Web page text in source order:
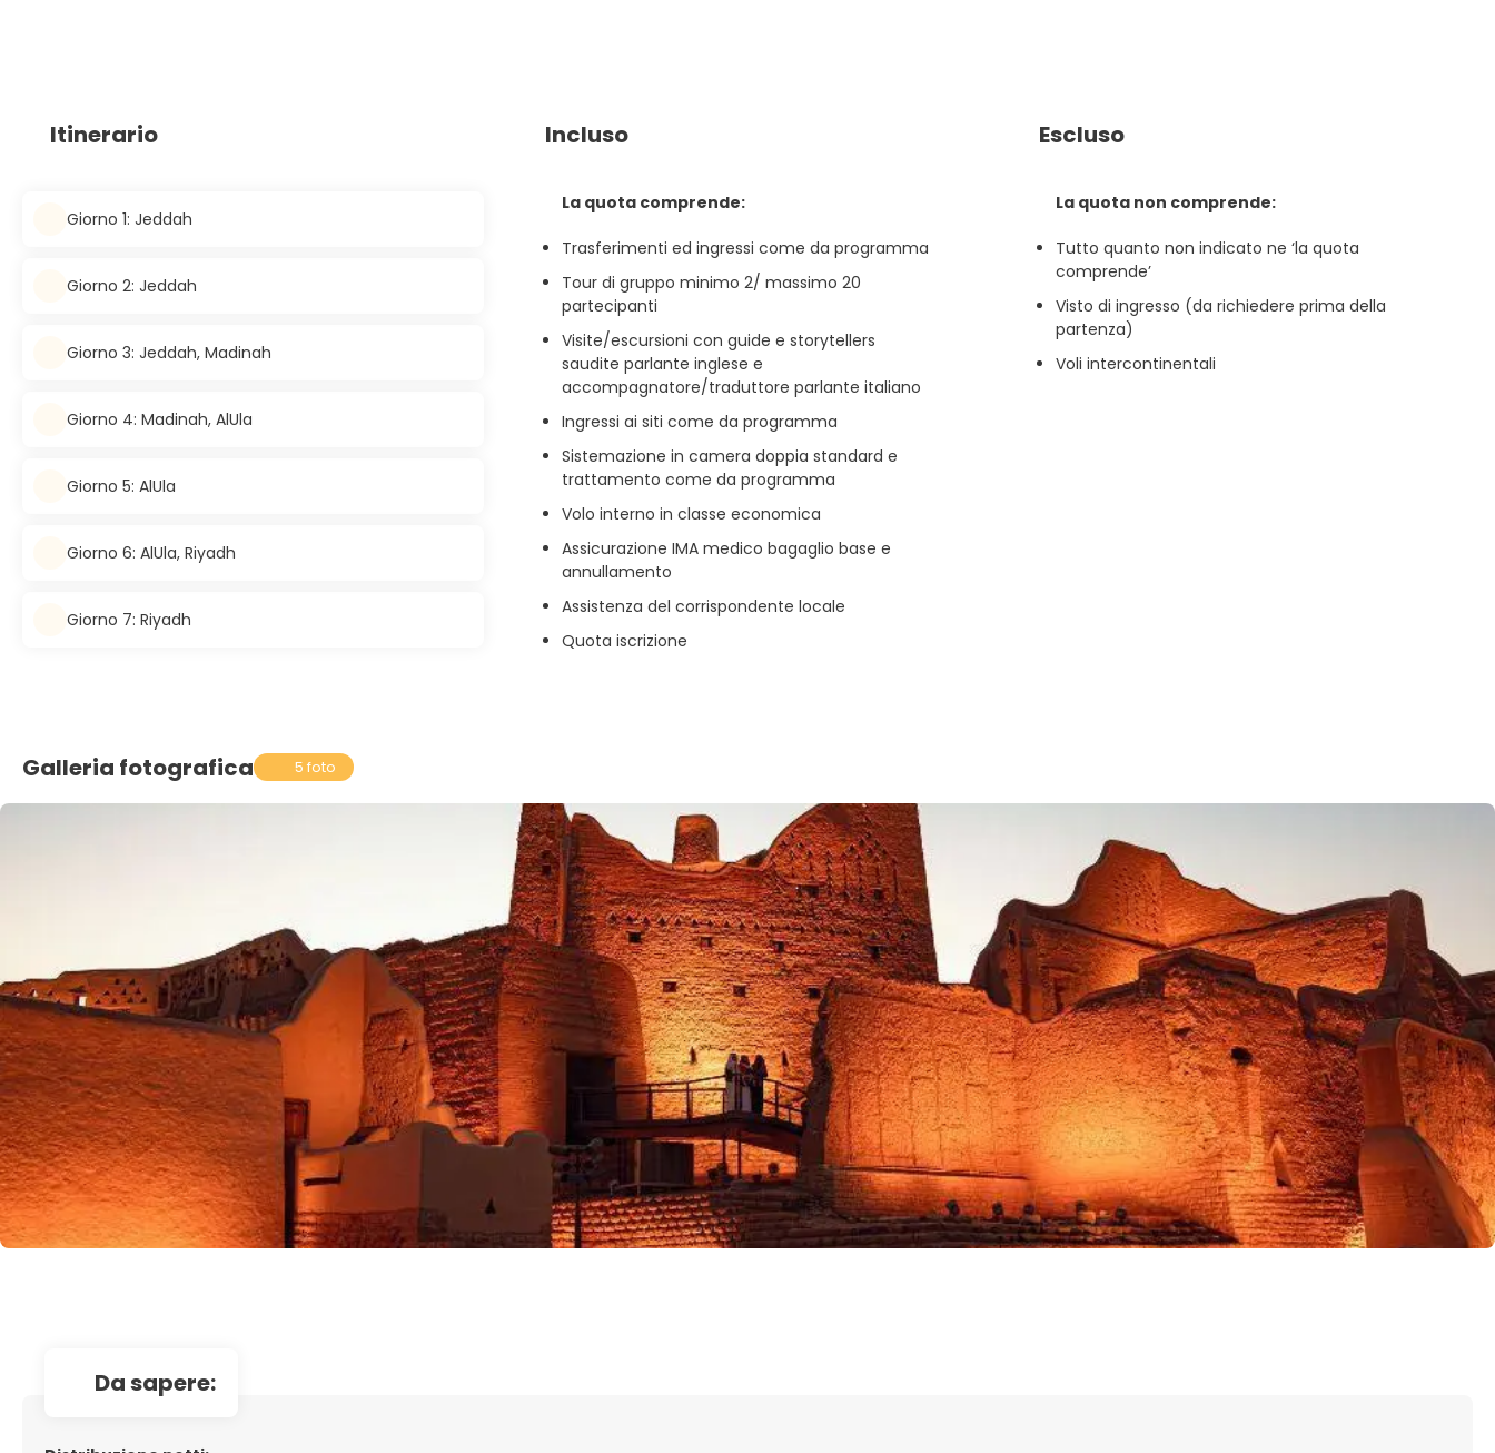
Itinerario
Giorno 1: Jeddah
Giorno 2: Jeddah
Giorno 3: Jeddah, Madinah
Giorno 4: Madinah, AlUla
Giorno 5: AlUla
Giorno 6: AlUla, Riyadh
Giorno 7: Riyadh
Incluso
La quota comprende:
Trasferimenti ed ingressi come da programma
Tour di gruppo minimo 2/ massimo 20
partecipanti
Visite/escursioni con guide e storytellers
saudite parlante inglese e
accompagnatore/traduttore parlante italiano
Ingressi ai siti come da programma
Sistemazione in camera doppia standard e
trattamento come da programma
Volo interno in classe economica
Assicurazione IMA medico bagaglio base e
annullamento
Assistenza del corrispondente locale
Quota iscrizione
Escluso
La quota non comprende:
Tutto quanto non indicato ne ‘la quota
comprende’
Visto di ingresso (da richiedere prima della
partenza)
Voli intercontinentali
Galleria fotografica 5 foto
da sapere: